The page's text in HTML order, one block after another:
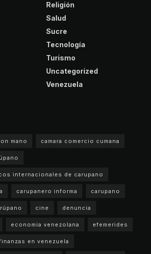
Religión
Salud
Sucre
Tecnología
Turismo
Uncategorized
Venezuela
mano camara comercio cumana
internacionales de carupano
carupanero informa carupano
cine denuncia
economia venezolana efemerides
en venezuela